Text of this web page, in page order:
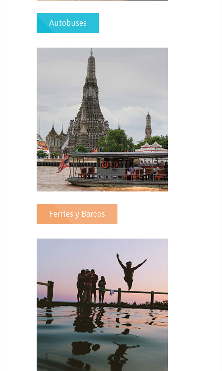
Autobuses
Ferries y Barcos